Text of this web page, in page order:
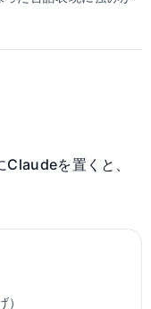
を置くと、